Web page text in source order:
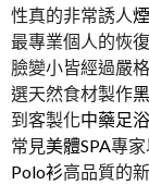
性真的非常誘人
最專業個人的恢
臉變小皆經過嚴
選天然食材製作
到客製化中藥足
常見美體SPA專
Polo衫高品質的